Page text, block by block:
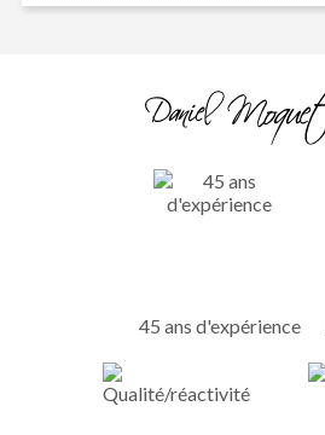
45 ans d'expérience